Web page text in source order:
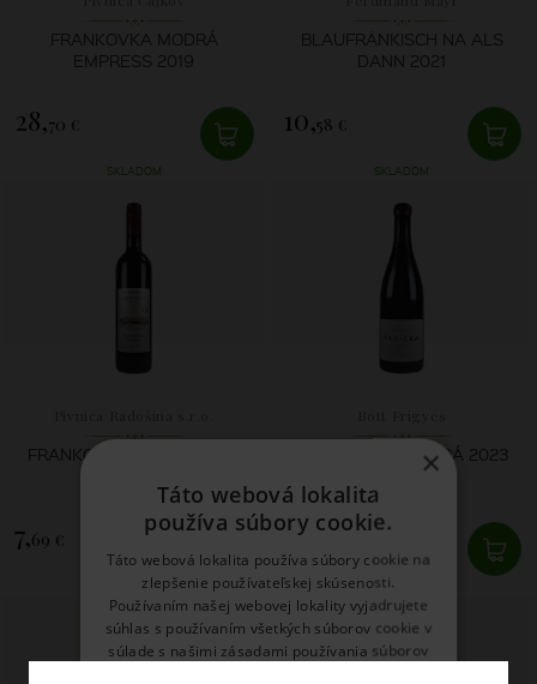
FRANKOVKA MODRÁ
EMPRESS 2019
28,70 €
SKLADOM
BLAUFRÄNKISCH NA ALS
DANN 2021
10,58 €
SKLADOM
FRANKOVKA MODRÁ 2023
7,69 €
SKLADOM
FRANKOVKA MODRÁ 2023
29,
SKLADOM
×
Táto webová lokalita
používa súbory cookie.
Táto webová lokalita používa súbory cookie na
zlepšenie používateľskej skúsenosti.
Používaním našej webovej lokality vyjadrujete
súhlas s používaním všetkých súborov cookie v
súlade s našimi zásadami používania súborov